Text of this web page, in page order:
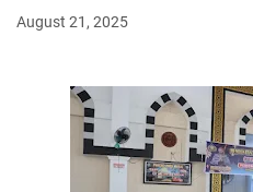
August 21, 2025